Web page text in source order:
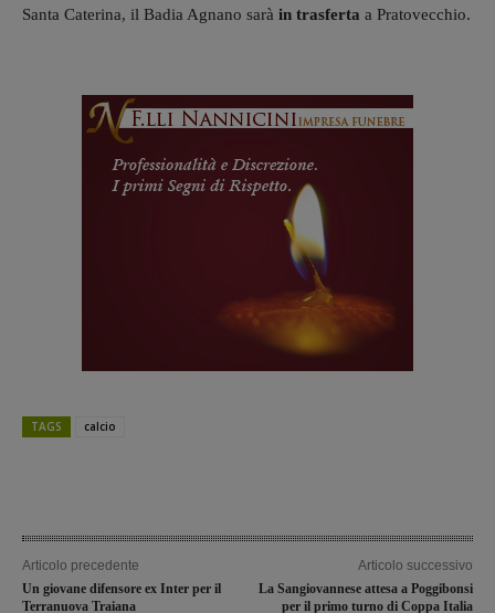
Santa Caterina, il Badia Agnano sarà in trasferta a Pratovecchio.
TAGS calcio
Articolo precedente
Un giovane difensore ex Inter per il
Terranuova Traiana
Articolo successivo
La Sangiovannese attesa a Poggibonsi
per il primo turno di Coppa Italia